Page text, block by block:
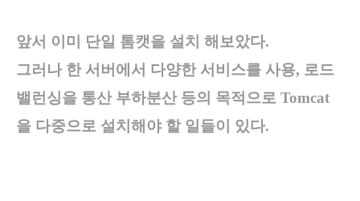
앞서 이미 단일 톰캣을 설치 해보았다.
그러나 한 서버에서 다양한 서비스를 사용, 로드
밸런싱을 통산 부하분산 등의 목적으로 Tomcat
을 다중으로 설치해야 할 일들이 있다.